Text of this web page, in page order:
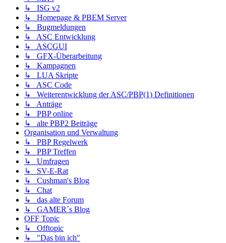
↳ ISG v2
↳ Homepage & PBEM Server
↳ Bugmeldungen
↳ ASC Entwicklung
↳ ASCGUI
↳ GFX-Überarbeitung
↳ Kampagnen
↳ LUA Skripte
↳ ASC Code
↳ Weiterentwicklung der ASC/PBP(1) Definitionen
↳ Anträge
↳ PBP online
↳ alte PBP2 Beiträge
Organisation und Verwaltung
↳ PBP Regelwerk
↳ PBP Treffen
↳ Umfragen
↳ SV-E-Rat
↳ Cushman's Blog
↳ Chat
↳ das alte Forum
↳ GAMER´s Blog
OFF Topic
↳ Offtopic
↳ "Das bin ich"